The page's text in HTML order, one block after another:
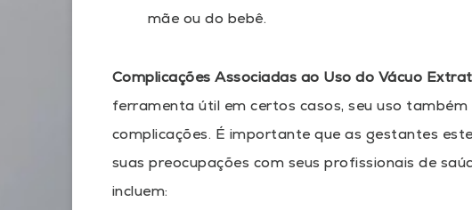
mãe ou do bebê.
Complicações Associadas ao Uso do Vácuo
ferramenta útil em certos casos, seu uso
complicações. É importante que as gestantes
suas preocupações com seus profissionais de
incluem: